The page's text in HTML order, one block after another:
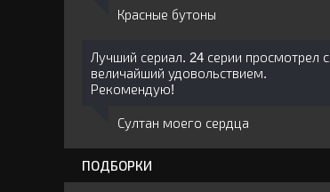
Красные бутоны
Лучший сериал. 24 серии просмотрел с
величайший удовольствием.
Рекомендую!
Султан моего сердца
ПОДБОРКИ